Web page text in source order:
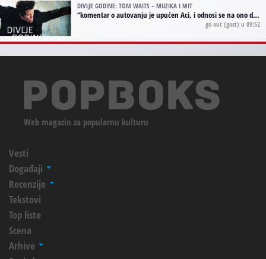
DIVLJE GODINE: TOM WAITS – MUZIKA I MIT
“komentar o autovanju je upućen Aci, i odnosi se na ono drugo autovanje...'senzualnost Waitsa' ;)
go out (gost) u 09:52
Web magazin za popularnu kulturu
Vesti
Događaji
Recenzije
Tekstovi
Top liste
Scena
Arhive